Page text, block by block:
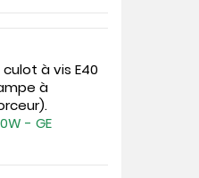
à vis E40
à
- GE